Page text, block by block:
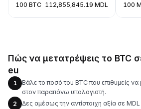
100 BTC 112,855,845.19 MDL 100
Πώς να μετατρέψεις το BTC
eu
1
Βάλε το ποσό του BTC που επιθυμείς να
στον παραπάνω υπολογιστή.
2
Δες αμέσως την αντίστοιχη αξία σε